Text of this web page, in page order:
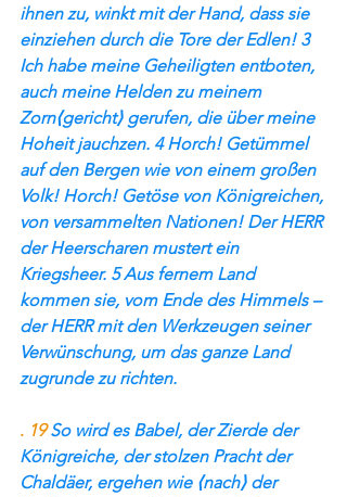
ihnen zu, winkt mit der Hand, dass sie
einziehen durch die Tore der Edlen! 3
Ich habe meine Geheiligten entboten,
auch meine Helden zu meinem
Zorn⟨gericht⟩ gerufen, die über meine
Hoheit jauchzen. 4 Horch! Getümmel
auf den Bergen wie von einem großen
Volk! Horch! Getöse von Königreichen,
von versammelten Nationen! Der HERR
der Heerscharen mustert ein
Kriegsheer. 5 Aus fernem Land
kommen sie, vom Ende des Himmels –
der HERR mit den Werkzeugen seiner
Verwünschung, um das ganze Land
zugrunde zu richten.
. 19 So wird es Babel, der Zierde der
Königreiche, der stolzen Pracht der
Chaldäer, ergehen wie ⟨nach⟩ der